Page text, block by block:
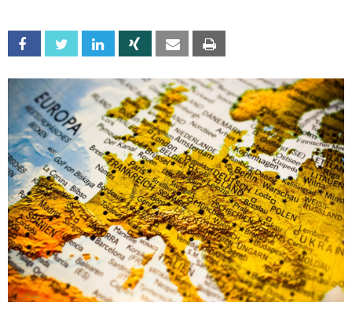
Facebook Twitter Linkedin Xing Email